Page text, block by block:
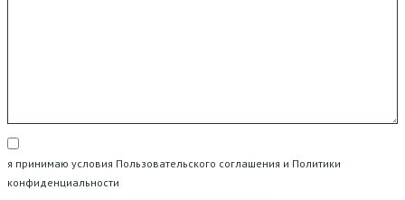
я принимаю условия Пользовательского соглашения и Политики
конфиденциальности